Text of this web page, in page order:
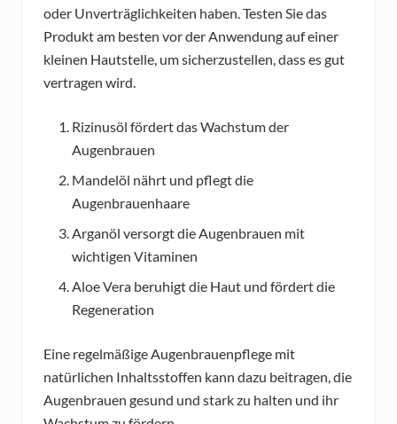
oder Unverträglichkeiten haben. Testen Sie das
Produkt am besten vor der Anwendung auf einer
kleinen Hautstelle, um sicherzustellen, dass es gut
vertragen wird.
Rizinusöl fördert das Wachstum der
Augenbrauen
Mandelöl nährt und pflegt die
Augenbrauenhaare
Arganöl versorgt die Augenbrauen mit
wichtigen Vitaminen
Aloe Vera beruhigt die Haut und fördert die
Regeneration
Eine regelmäßige Augenbrauenpflege mit
natürlichen Inhaltsstoffen kann dazu beitragen, die
Augenbrauen gesund und stark zu halten und ihr